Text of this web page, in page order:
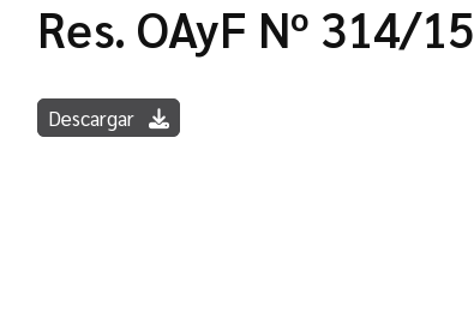
Res. OAyF Nº 314/15
Descargar